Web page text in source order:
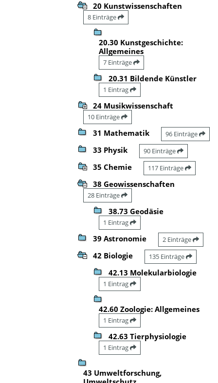
20 Kunstwissenschaften
8 Einträge
20.30 Kunstgeschichte:
Allgemeines
7 Einträge
20.31 Bildende Künstler
1 Eintrag
24 Musikwissenschaft
10 Einträge
31 Mathematik 96 Einträge
33 Physik 90 Einträge
35 Chemie 117 Einträge
38 Geowissenschaften
28 Einträge
38.73 Geodäsie
1 Eintrag
39 Astronomie 2 Einträge
42 Biologie 135 Einträge
42.13 Molekularbiologie
1 Eintrag
42.60 Zoologie: Allgemeines
1 Eintrag
42.63 Tierphysiologie
1 Eintrag
43 Umweltforschung,